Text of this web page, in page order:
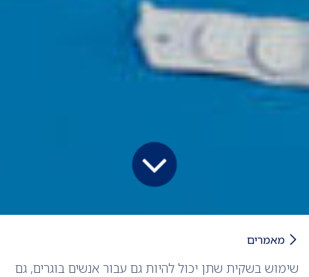
מאמרים
שימוש בשקית שתן יכול להיות גם עבור אנשים בוגרים, גם